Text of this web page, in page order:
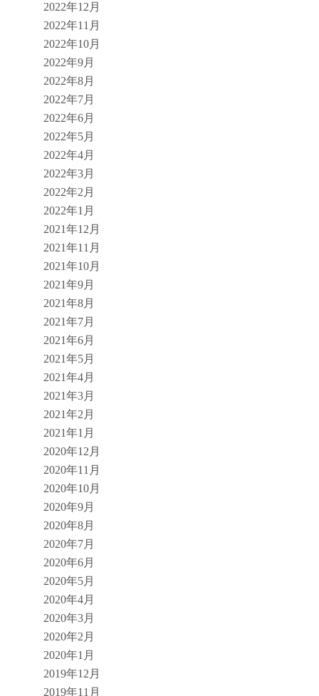
2022年12月
2022年11月
2022年10月
2022年9月
2022年8月
2022年7月
2022年6月
2022年5月
2022年4月
2022年3月
2022年2月
2022年1月
2021年12月
2021年11月
2021年10月
2021年9月
2021年8月
2021年7月
2021年6月
2021年5月
2021年4月
2021年3月
2021年2月
2021年1月
2020年12月
2020年11月
2020年10月
2020年9月
2020年8月
2020年7月
2020年6月
2020年5月
2020年4月
2020年3月
2020年2月
2020年1月
2019年12月
2019年11月